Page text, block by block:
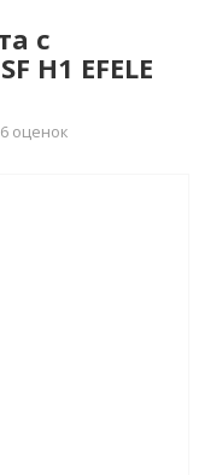
с
H1 EFELE
оценок